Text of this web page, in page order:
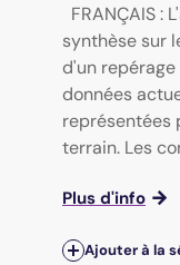
FRANÇAIS :
synthèse sur
d'un
données
représentées
terrain. Les
Plus d'info
Ajouter à la